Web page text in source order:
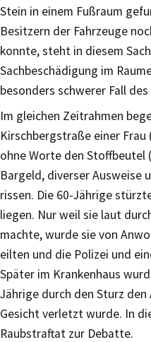
Stein in einem Fußraum
Besitzern der Fahrzeuge
konnte, steht in diesem
Sachbeschädigung im
besonders schwerer Fall
Im gleichen Zeitrahmen
Kirschbergstraße einer
ohne Worte den Stoffbeutel
Bargeld, diverser Ausweise
rissen. Die 60-Jährige
liegen. Nur weil sie laut
machte, wurde sie von
eilten und die Polizei und
Später im Krankenhaus
Jährige durch den Sturz
Gesicht verletzt wurde. In
Raubstraftat zur Debatte.